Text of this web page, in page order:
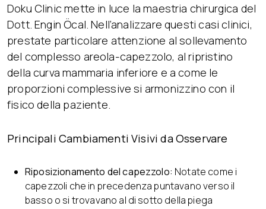
Doku Clinic mette in luce la maestria chirurgica del
Dott. Engin Öcal. Nell’analizzare questi casi clinici,
prestate particolare attenzione al sollevamento
del complesso areola-capezzolo, al ripristino
della curva mammaria inferiore e a come le
proporzioni complessive si armonizzino con il
fisico della paziente.
Principali Cambiamenti Visivi da Osservare
Riposizionamento del capezzolo: Notate come i
capezzoli che in precedenza puntavano verso il
basso o si trovavano al di sotto della piega